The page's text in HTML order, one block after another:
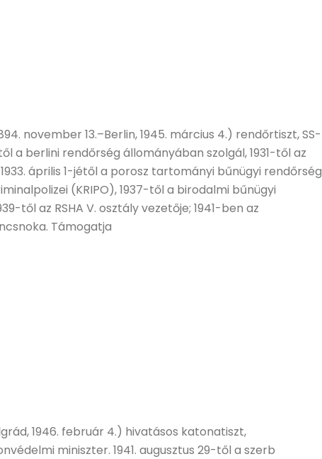
november 13.–Berlin, 1945. március 4.) rendőrtiszt, SS-
a berlini rendőrség állományában szolgál, 1931-től az
1933. április 1-jétől a porosz tartományi bűnügyi rendőrség
(KRIPO), 1937-től a birodalmi bűnügyi
től az RSHA V. osztály vezetője; 1941-ben az
Támogatja
1946. február 4.) hivatásos katonatiszt,
miniszter. 1941. augusztus 29-től a szerb